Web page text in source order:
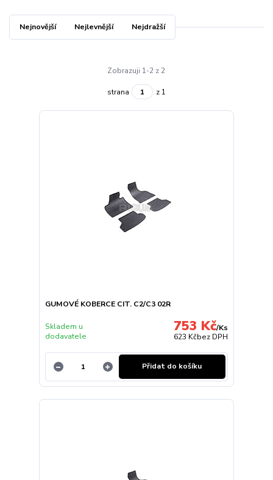
Nejnovější Nejlevnější Nejdražší
Zobrazuji 1-2 z 2
strana z 1
GUMOVÉ KOBERCE CIT. C2/C3 02R
753 Kč/Ks
623 Kčbez DPH
Skladem u
dodavatele
Přidat do košíku